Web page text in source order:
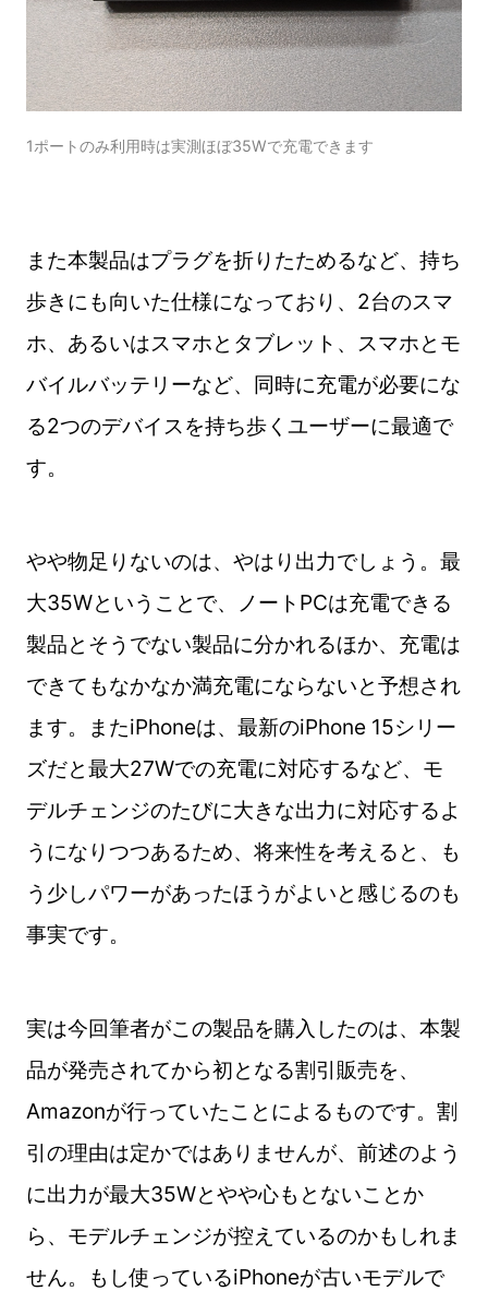
1ポートのみ利用時は実測ほぼ35Wで充電できます
また本製品はプラグを折りたためるなど、持ち
歩きにも向いた仕様になっており、2台のスマ
ホ、あるいはスマホとタブレット、スマホとモ
バイルバッテリーなど、同時に充電が必要にな
る2つのデバイスを持ち歩くユーザーに最適で
す。
やや物足りないのは、やはり出力でしょう。最
大35Wということで、ノートPCは充電できる
製品とそうでない製品に分かれるほか、充電は
できてもなかなか満充電にならないと予想され
ます。またiPhoneは、最新のiPhone 15シリー
ズだと最大27Wでの充電に対応するなど、モ
デルチェンジのたびに大きな出力に対応するよ
うになりつつあるため、将来性を考えると、も
う少しパワーがあったほうがよいと感じるのも
事実です。
実は今回筆者がこの製品を購入したのは、本製
品が発売されてから初となる割引販売を、
Amazonが行っていたことによるものです。割
引の理由は定かではありませんが、前述のよう
に出力が最大35Wとやや心もとないことか
ら、モデルチェンジが控えているのかもしれま
せん。もし使っているiPhoneが古いモデルで